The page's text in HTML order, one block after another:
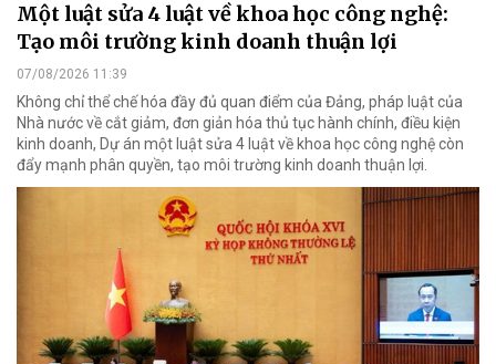
Một luật sửa 4 luật về khoa học công nghệ:
Tạo môi trường kinh doanh thuận lợi
07/08/2026 11:39
Không chỉ thể chế hóa đầy đủ quan điểm của Đảng, pháp luật của
Nhà nước về cắt giảm, đơn giản hóa thủ tục hành chính, điều kiện
kinh doanh, Dự án một luật sửa 4 luật về khoa học công nghệ còn
đẩy mạnh phân quyền, tạo môi trường kinh doanh thuận lợi.